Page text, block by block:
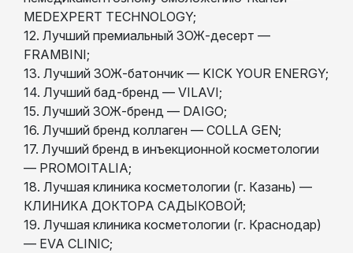
MEDEXPERT TECHNOLOGY;
12. Лучший премиальный ЗОЖ-десерт —
FRAMBINI;
13. Лучший ЗОЖ-батончик — KICK YOUR ENERGY;
14. Лучший бад-бренд — VILAVI;
15. Лучший ЗОЖ-бренд — DAIGO;
16. Лучший бренд коллаген — COLLA GEN;
17. Лучший бренд в инъекционной косметологии
— PROMOITALIA;
18. Лучшая клиника косметологии (г. Казань) —
КЛИНИКА ДОКТОРА САДЫКОВОЙ;
19. Лучшая клиника косметологии (г. Краснодар)
— EVA CLINIC;